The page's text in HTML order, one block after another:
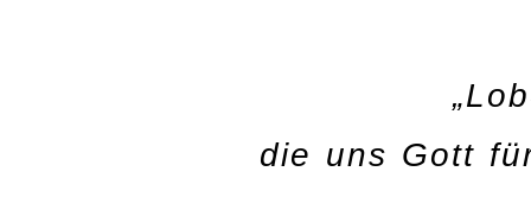
die uns Gott